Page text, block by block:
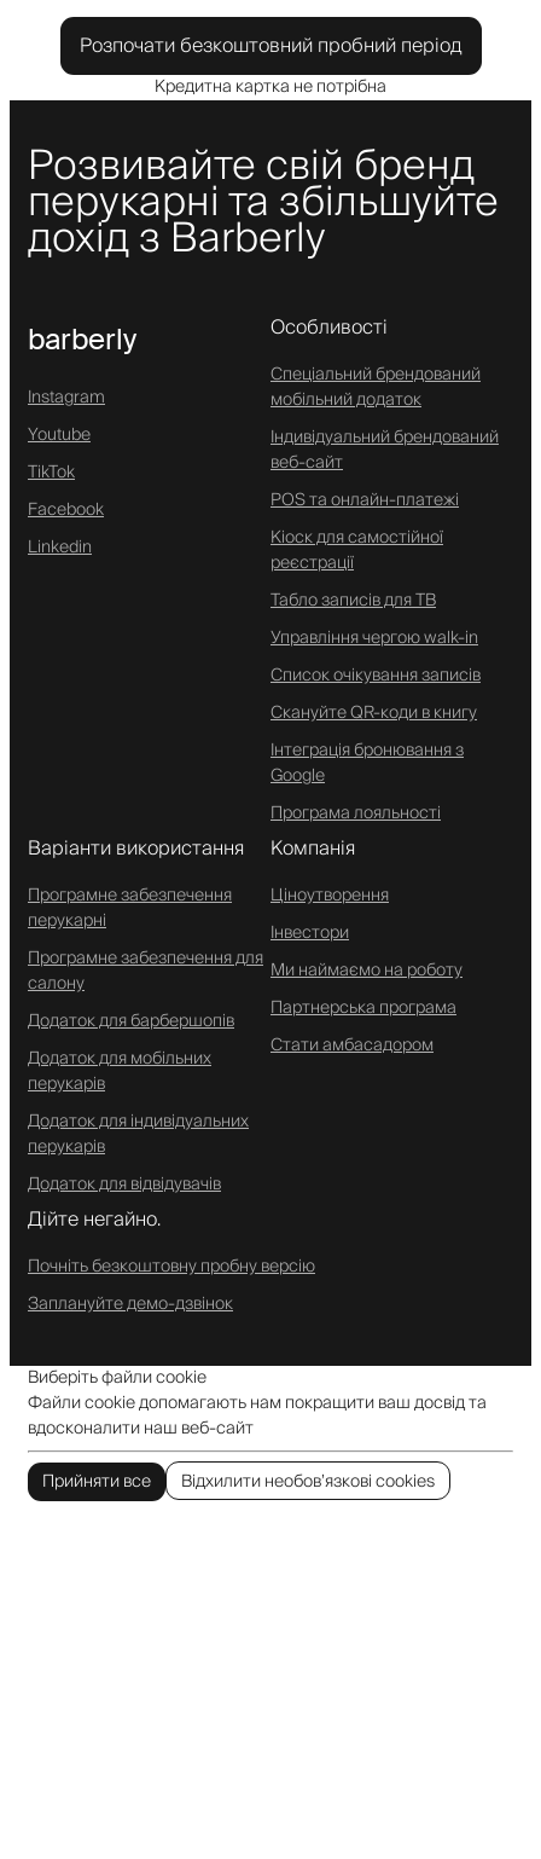
Розпочати безкоштовний пробний період
Кредитна картка не потрібна
Розвивайте свій бренд
перукарні та збільшуйте
дохід з Barberly
barberly
Instagram
Youtube
TikTok
Facebook
Linkedin
Особливості
Спеціальний брендований
мобільний додаток
Індивідуальний брендований
веб-сайт
POS та онлайн-платежі
Кіоск для самостійної
реєстрації
Табло записів для ТВ
Управління чергою walk-in
Список очікування записів
Скануйте QR-коди в книгу
Інтеграція бронювання з
Google
Програма лояльності
Варіанти використання
Програмне забезпечення
перукарні
Програмне забезпечення для
салону
Додаток для барбершопів
Додаток для мобільних
перукарів
Додаток для індивідуальних
перукарів
Додаток для відвідувачів
Компанія
Ціноутворення
Інвестори
Ми наймаємо на роботу
Партнерська програма
Стати амбасадором
Дійте негайно.
Почніть безкоштовну пробну версію
Заплануйте демо-дзвінок
Виберіть файли cookie
Файли cookie допомагають нам покращити ваш досвід та
вдосконалити наш веб-сайт
Прийняти все
Відхилити необов’язкові cookies